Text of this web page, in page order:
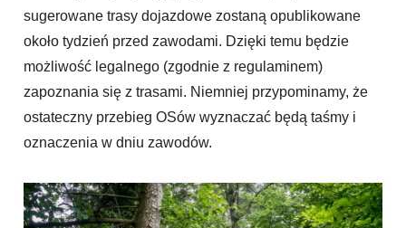
sugerowane trasy dojazdowe zostaną opublikowane
około tydzień przed zawodami. Dzięki temu będzie
możliwość legalnego (zgodnie z regulaminem)
zapoznania się z trasami. Niemniej przypominamy, że
ostateczny przebieg OSów wyznaczać będą taśmy i
oznaczenia w dniu zawodów.